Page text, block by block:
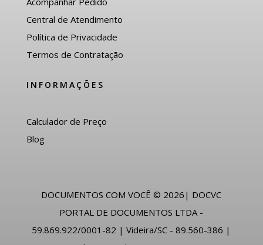
Central de Atendimento
Política de Privacidade
Termos de Contratação
INFORMAÇÕES
Calculador de Preço
Blog
DOCUMENTOS COM VOCÊ © 2026| DOCVC
PORTAL DE DOCUMENTOS LTDA -
59.869.922/0001-82 | Videira/SC - 89.560-386 |